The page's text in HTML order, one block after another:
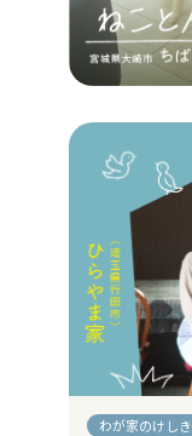
わが家のけしき